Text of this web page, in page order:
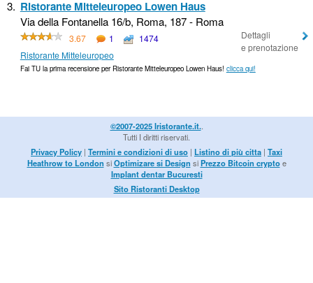
3. Ristorante Mitteleuropeo Lowen Haus
Via della Fontanella 16/b, Roma, 187 - Roma
3.67 1
1474
Ristorante Mitteleuropeo
Dettagli
e prenotazione
Fai TU la prima recensione per Ristorante Mitteleuropeo Lowen Haus! clicca qui!
©2007-2025 Iristorante.it..
Tutti I diritti riservati.
Privacy Policy | Termini e condizioni di uso | Listino di più citta | Taxi
Heathrow to London siOptimizare si Design siPrezzo Bitcoin cryptoe
Implant dentar Bucuresti
Sito Ristoranti Desktop